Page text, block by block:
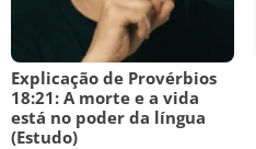
Explicação de Provérbios
18:21: A morte e a vida
está no poder da língua
(Estudo)